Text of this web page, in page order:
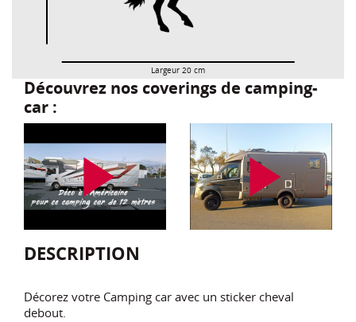
Largeur 20 cm
Découvrez nos coverings de camping-
car :
play_arrow play_arrow
DESCRIPTION
Décorez votre Camping car avec un sticker cheval
debout.